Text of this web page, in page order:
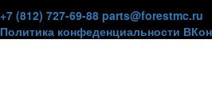
+7 (812) 727-69-88 parts@forestmc.ru
Политика конфеденциальности